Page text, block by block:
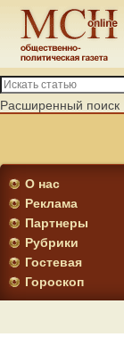
Расширенный поиск
О нас
Реклама
Партнеры
Рубрики
Гостевая
Гороскоп